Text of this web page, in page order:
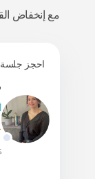
مع إنخفاض
احجز جلسة